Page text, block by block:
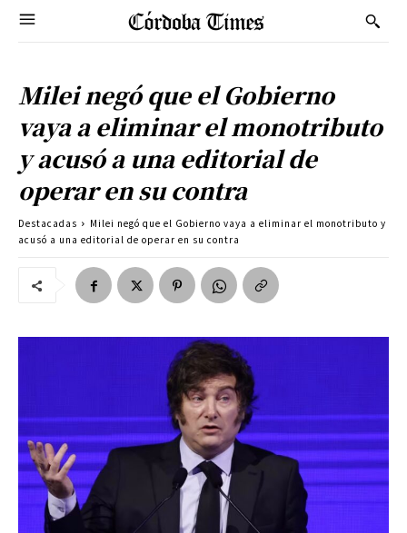
Milei negó que el Gobierno
vaya a eliminar el monotributo
y acusó a una editorial de
operar en su contra
Destacadas
Milei negó que el Gobierno vaya a eliminar el monotributo y
acusó a una editorial de operar en su contra